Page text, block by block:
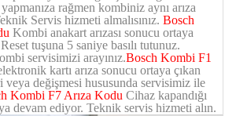
rağmen kombiniz aynı arıza
Servis hizmeti almalısınız. Bosch
Kombi anakart arızası sonucu ortaya
tuşuna 5 saniye basılı tutunuz.
servisimizi arayınız.Bosch Kombi F1
kartı arıza sonucu ortaya çıkan
veya değişmesi hususunda servisimiz ile
Kombi F7 Arıza Kodu Cihaz kapandığı
devam ediyor. Teknik servis hizmeti alın.